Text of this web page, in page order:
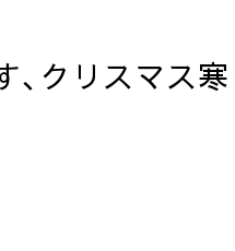
クリスマス寒